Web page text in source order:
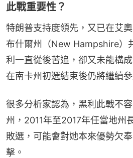
此戰重要性？
特朗普支持度領先，又已在艾
布什爾州（New Hampshire）
利一直從後苦追，卻又未能構
在南卡州初選結束後仍將繼續參
很多分析家認為，黑利此戰不
州，2011年至2017年任當地州
敗選，可能會對她本來優勢欠
擊。